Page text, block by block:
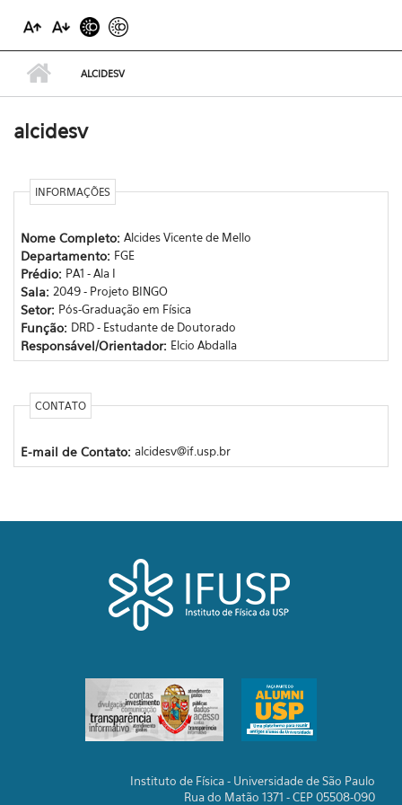
ALCIDESV
alcidesv
INFORMAÇÕES
Nome Completo: Alcides Vicente de Mello
Departamento: FGE
Prédio: PA1 - Ala I
Sala: 2049 - Projeto BINGO
Setor: Pós-Graduação em Física
Função: DRD - Estudante de Doutorado
Responsável/Orientador: Elcio Abdalla
CONTATO
E-mail de Contato: alcidesv@if.usp.br
Instituto de Física - Universidade de São Paulo
Rua do Matão 1371 - CEP 05508-090